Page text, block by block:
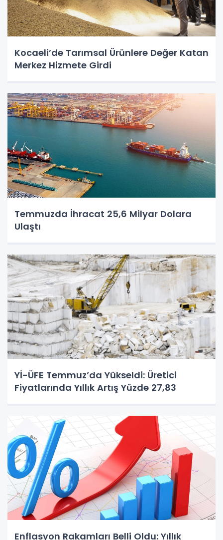
Kocaeli’de Tarımsal Ürünlere Değer Katan
Merkez Hizmete Girdi
Temmuzda İhracat 25,6 Milyar Dolara
Ulaştı
Yİ-ÜFE Temmuz’da Yükseldi: Üretici
Fiyatlarında Yıllık Artış Yüzde 27,83
Enflasyon Rakamları Belli Oldu: Yıllık